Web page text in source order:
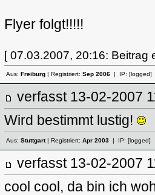
Flyer folgt!!!!!
[ 07.03.2007, 20:16: Beitrag
Aus: Freiburg| Registriert: Sep 2006| IP: [logged]
verfasst 13-02-
Wird bestimmt lustig!
Aus: Stuttgart| Registriert: Apr 2003| IP: [logged]
verfasst 13-02-
cool cool, da bin ich